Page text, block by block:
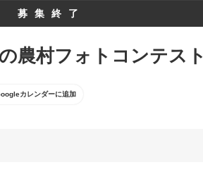
募集終了
農村フォトコンテスト
カレンダーに追加